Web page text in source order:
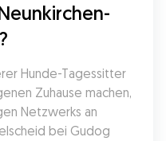
Hunde-Tagessitter
Zuhause machen,
Netzwerks an
bei Gudog